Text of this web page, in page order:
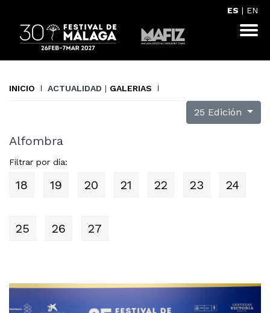
ES | EN
INICIO ACTUALIDAD | GALERIAS
25 Edición
Alfombra
Filtrar por día:
18 19 20 21 22 23 24
25 26 27